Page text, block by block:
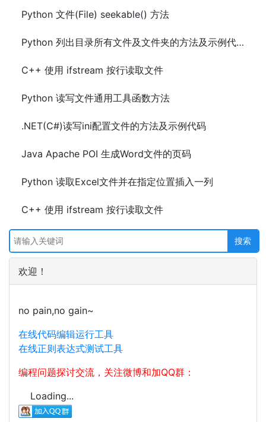
Python 文件(File) seekable() 方法
Python 列出目录所有文件及文件夹的方法及示例代码
C++ 使用 ifstream 按行读取文件
Python 读写文件通用工具函数方法
.NET(C#)读写ini配置文件的方法及示例代码
Java Apache POI 生成Word文件的页码
Python 读取Excel文件并在指定位置插入一列
C++ 使用 ifstream 按行读取文件
欢迎！
no pain,no gain~
在线代码编辑运行工具
在线正则表达式测试工具
编程问题探讨交流，关注微博和加QQ群：
Loading...